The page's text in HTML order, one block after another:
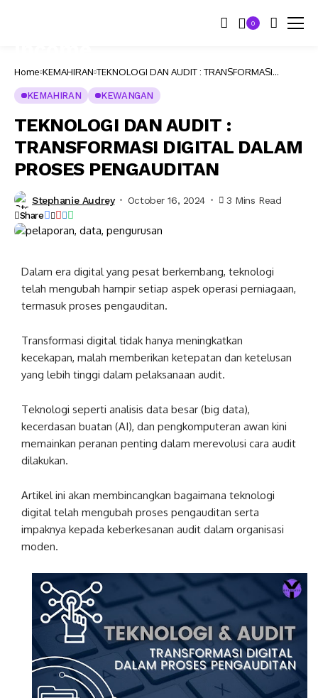
0
Home KEMAHIRAN TEKNOLOGI DAN AUDIT : TRANSFORMASI
KEMAHIRAN KEWANGAN
TEKNOLOGI DAN AUDIT :
TRANSFORMASI DIGITAL DALAM
PROSES PENGAUDITAN
Stephanie Audrey October 16, 2024 3 Mins Read
Share
Dalam era digital yang pesat berkembang, teknologi
telah mengubah hampir setiap aspek operasi perniagaan,
termasuk proses pengauditan.
Transformasi digital tidak hanya meningkatkan
kecekapan, malah memberikan ketepatan dan ketelusan
yang lebih tinggi dalam pelaksanaan audit.
Teknologi seperti analisis data besar (big data),
kecerdasan buatan (AI), dan pengkomputeran awan kini
memainkan peranan penting dalam merevolusi cara audit
dilakukan.
Artikel ini akan membincangkan bagaimana teknologi
digital telah mengubah proses pengauditan serta
impaknya kepada keberkesanan audit dalam organisasi
moden.